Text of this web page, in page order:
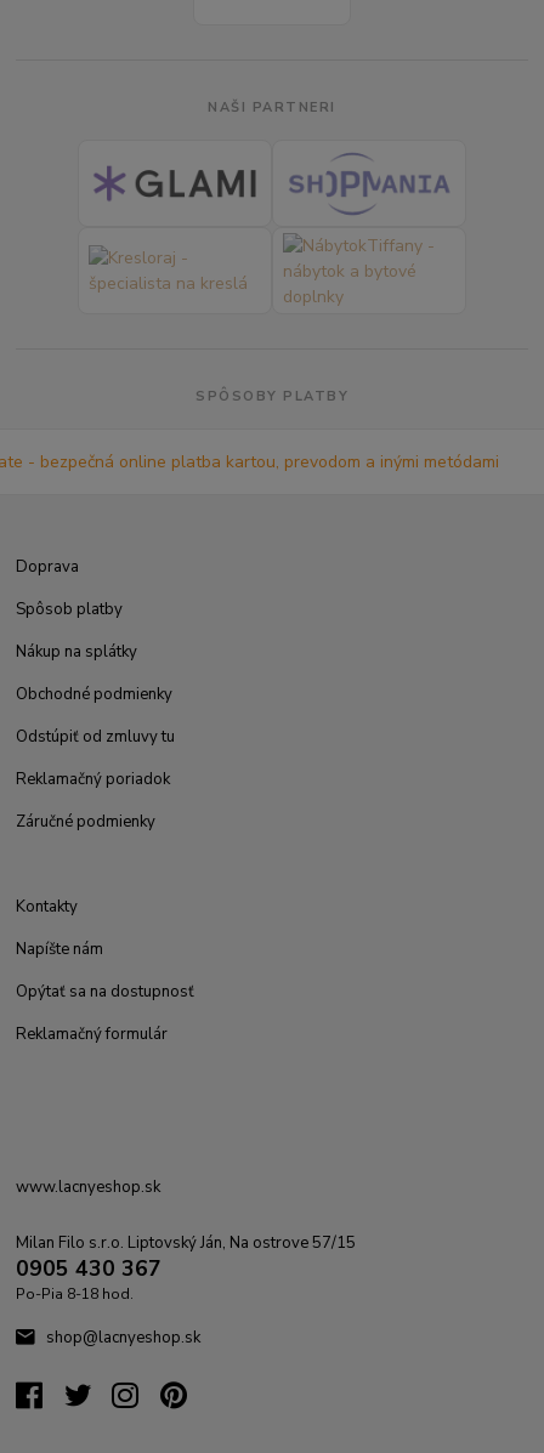
NAŠI PARTNERI
SPÔSOBY PLATBY
Doprava
Spôsob platby
Nákup na splátky
Obchodné podmienky
Odstúpiť od zmluvy tu
Reklamačný poriadok
Záručné podmienky
Kontakty
Napíšte nám
Opýtať sa na dostupnosť
Reklamačný formulár
www.lacnyeshop.sk
Milan Filo s.r.o. Liptovský Ján, Na ostrove 57/15
0905 430 367
Po-Pia 8-18 hod.
shop@lacnyeshop.sk